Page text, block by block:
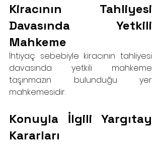
Kiracının Tahliyesi
Davasında Yetkili
Mahkeme
İhtiyaç sebebiyle kiracının tahliyesi
davasında yetkili mahkeme
taşınmazın bulunduğu yer
mahkemesidir.
Konuyla İlgili Yargıtay
Kararları